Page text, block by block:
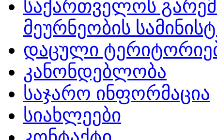
საქართველოს
მეურნეობის
დაცული
კანონდებლობა
საჯარო ინფორმაცია
სიახლეები